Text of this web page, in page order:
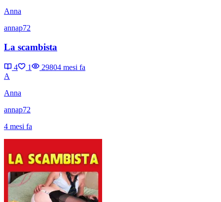
Anna
annap72
La scambista
4 1 29804 mesi fa
A
Anna
annap72
4 mesi fa